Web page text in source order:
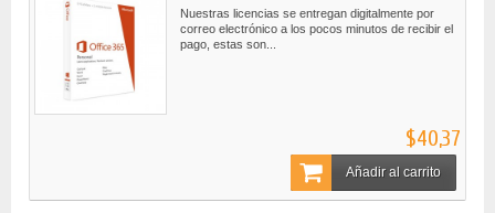
Nuestras licencias se entregan digitalmente por
correo electrónico a los pocos minutos de recibir el
pago, estas son...
$40,37
Añadir al carrito